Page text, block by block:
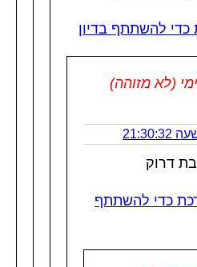
להשתתף בדיון
(לא מזוהה)
דרוק
כדי להשתתף